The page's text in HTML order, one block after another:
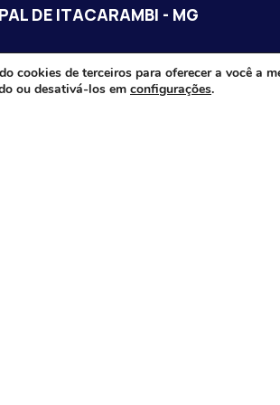
DE ITACARAMBI - MG
n.º 240, Nossa Senhora de
39470-000
cookies de terceiros para oferecer a você a
ou desativá-los em configurações.